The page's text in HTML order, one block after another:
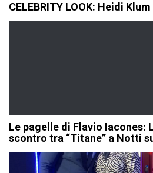
CELEBRITY LOOK: Heidi Klum
Le pagelle di Flavio Iacones:
scontro tra “Titane” a Notti